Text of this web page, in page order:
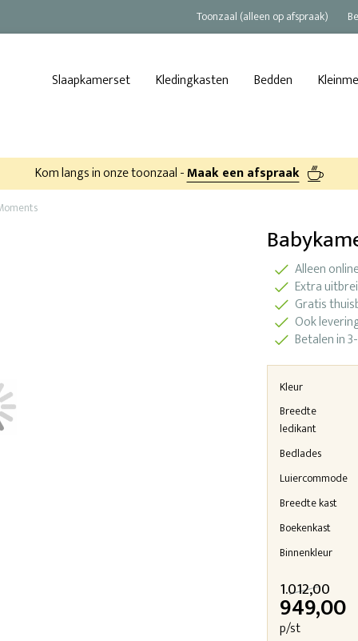
Toonzaal (alleen op afspraak)
Slaapkamerset Kledingkasten Bedden
Kom langs in onze toonzaal -Maak een afspraak
Alleen
Extra
Gratis
Ook
Betalen in
Kleur
Breedte
ledikant
Bedlades
Luiercommode
Breedte kast
Boekenkast
Binnenkleur
1.012,00
949,00
p/st